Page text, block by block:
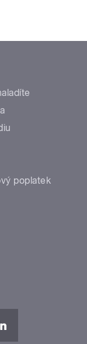
poplatek